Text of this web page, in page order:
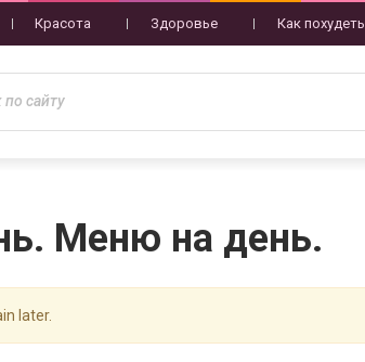
Красота Здоровье Как похудеть
Меню на день.
later.